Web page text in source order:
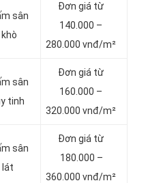
sân
Đơn giá từ
140.000 –
280.000 vnđ/m²
sân
tinh
Đơn giá từ
160.000 –
320.000 vnđ/m²
sân
lát
Đơn giá từ
180.000 –
360.000 vnđ/m²